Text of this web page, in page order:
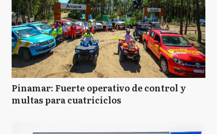
Pinamar: Fuerte operativo de control y
multas para cuatriciclos